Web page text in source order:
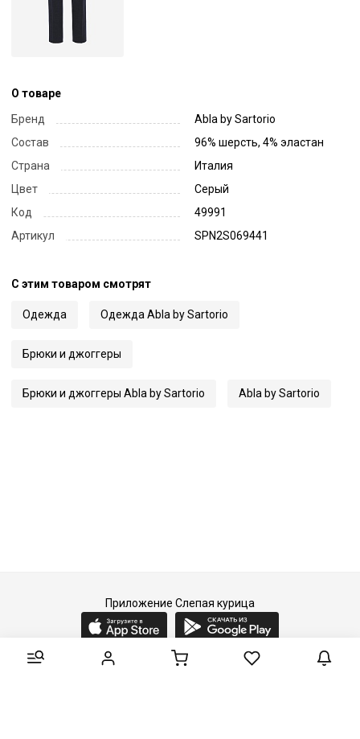
О товаре
Бренд
Abla by Sartorio
Состав
96% шерсть, 4% эластан
Страна
Италия
Цвет
Серый
Код
49991
Артикул
SPN2S069441
С этим товаром смотрят
Одежда Одежда Abla by Sartorio
Брюки и джоггеры
Брюки и джоггеры Abla by Sartorio Abla by Sartorio
Приложение Слепая курица
2015-2026 © Слепая курица - fashion concept store.